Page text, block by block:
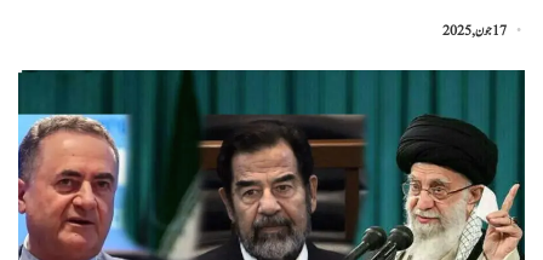
17 جون, 2025